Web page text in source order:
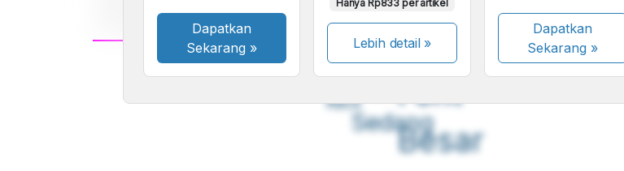
A
Font
Kecil
A
Sedang
A
Besar
Dapatkan
Sekarang »
Hanya Rp833 per artikel
Lebih detail »
Dapatkan
Sekarang»